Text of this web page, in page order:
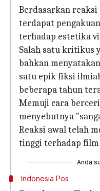
Berdasarkan
terdapat
terhadap estetika
Salah satu kritikus
bahkan menyatakan
satu epik fiksi
beberapa tahun
Memuji cara
menyebutnya
Reaksi awal telah
tinggi terhadap
Anda
Indonesia Pos